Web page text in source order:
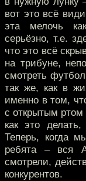
вот это всё
эта мелочь
серьёзно, т.е.
что это всё
на трибуне,
смотреть
так же, как в
именно в том,
с открытым ртом
как это
Теперь, когда
ребята – вся
смотрели,
конкурентов.